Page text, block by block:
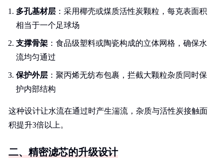
多孔基材层 ：采用椰壳或煤质活性炭颗粒，每克表面积
相当于一个足球场
支撑骨架 ：食品级塑料或陶瓷构成的立体网格，确保水
流均匀通过
保护外层 ：聚丙烯无纺布包裹，拦截大颗粒杂质同时保
护内部结构
这种设计让水流在通过时产生湍流，杂质与活性炭接触面
积提升3倍以上。
二、精密滤芯的升级设计